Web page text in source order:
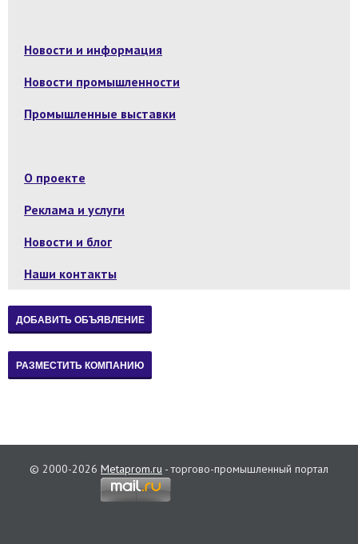
Новости и информация
Новости промышленности
Промышленные выставки
О проекте
Реклама и услуги
Новости и блог
Наши контакты
© 2000-2026 Metaprom.ru - торгово-промышленный портал